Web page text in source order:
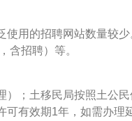
用的招聘网站数量较
含招聘）等。
）；土移民局按照土公
有效期1年，如需办理